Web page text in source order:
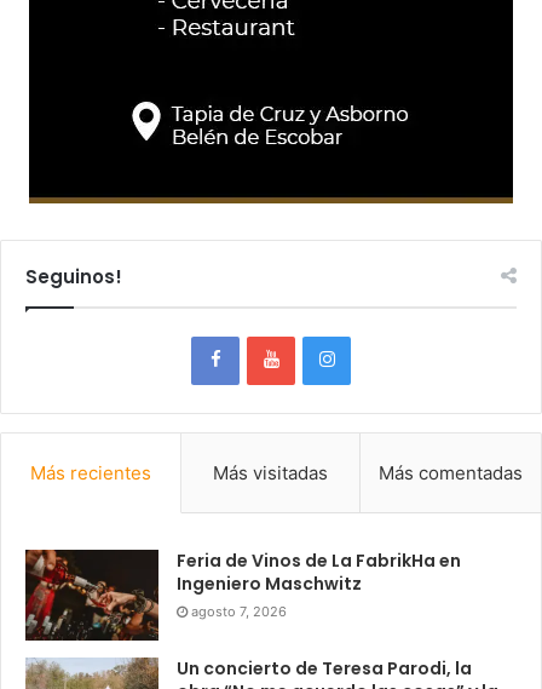
Seguinos!
Más recientes Más visitadas Más comentadas
Feria de Vinos de La FabrikHa en
Ingeniero Maschwitz
agosto 7, 2026
Un concierto de Teresa Parodi, la